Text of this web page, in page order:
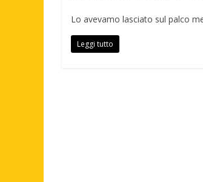
Lo avevamo lasciato sul palco
Leggi tutto